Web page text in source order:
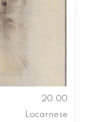
20.00
Locarnese